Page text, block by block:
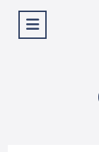
Wyświetl